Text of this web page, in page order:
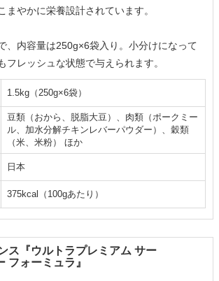
まやかに栄養設計されています。
、内容量は250g×6袋入り。小分けになって
フレッシュな状態で与えられます。
1.5kg（250g×6袋）
豆類（おから、脱脂大豆）、肉類（ポークミー
ル、加水分解チキンレバーパウダー）、穀類
（米、米粉） ほか
日本
375kcal（100gあたり）
ス『ウルトラプレミアム サー
フォーミュラ』